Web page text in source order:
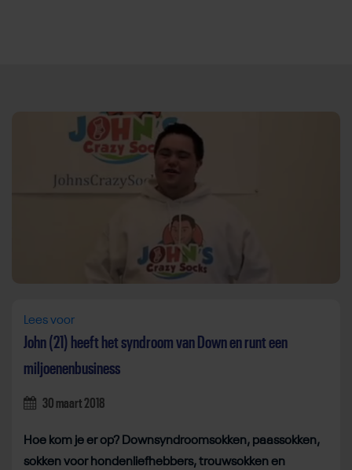
Direct door naar content
Lees voor
John (21) heeft het syndroom van Down en runt een
miljoenenbusiness
30 maart 2018
Hoe kom je er op? Downsyndroomsokken, paassokken,
sokken voor hondenliefhebbers, trouwsokken en